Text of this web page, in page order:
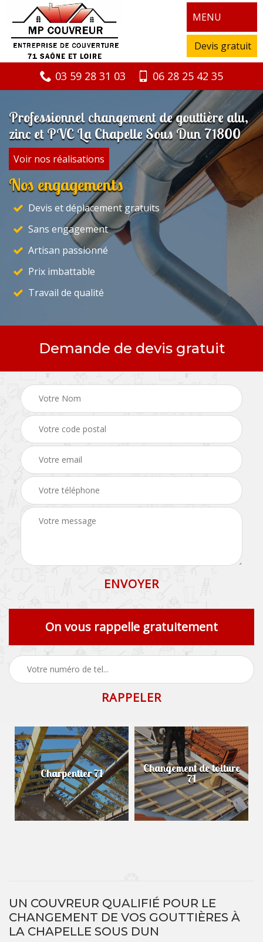
MENU
Devis gratuit
03 59 28 31 03 06 28 25 42 35
Professionnel changement de gouttière alu,
zinc et PVC La Chapelle Sous Dun 71800
Voir nos réalisations
Nos engagements
Devis et déplacement gratuits
Sans engagement
Artisan passionné
Prix imbattable
Travail de qualité
Demande de devis gratuit
On vous rappelle gratuitement
Charpentier 71 Changement de toiture
71
UN COUVREUR QUALIFIÉ POUR LE
CHANGEMENT DE VOS GOUTTIÈRES À
LA CHAPELLE SOUS DUN